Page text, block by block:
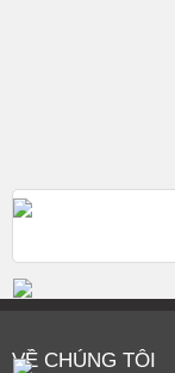
VỀ CHÚNG TÔI